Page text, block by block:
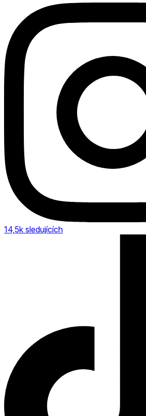
14,5k sledujících